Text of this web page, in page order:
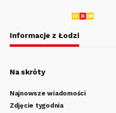
Informacje z Łodzi
Na skróty
Najnowsze wiadomości
Zdjęcie tygodnia